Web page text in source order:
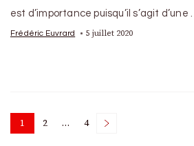
est d’importance puisqu’il s’agit d’une …
Frédéric Euvrard 5 juillet 2020
Posts
Page
1 Page
2 … Page
4